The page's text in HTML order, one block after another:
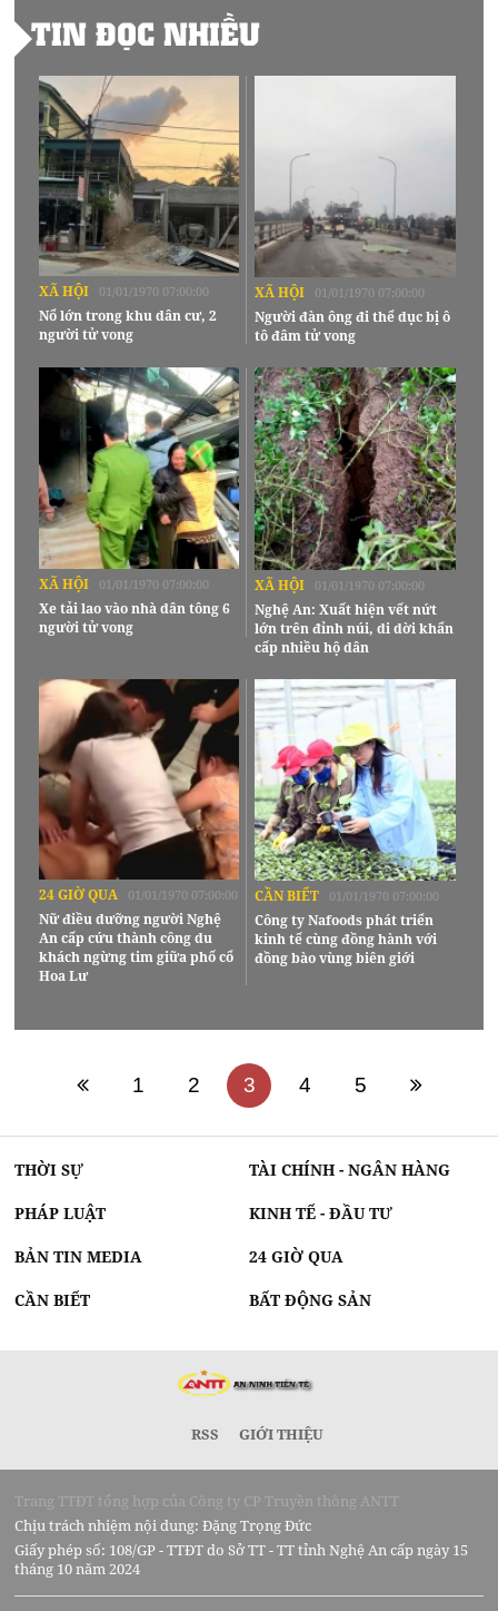
TIN ĐỌC NHIỀU
XÃ HỘI 01/01/1970 07:00:00
Nổ lớn trong khu dân cư, 2
người tử vong
XÃ HỘI 01/01/1970 07:00:00
Người đàn ông đi thể dục bị ô
tô đâm tử vong
XÃ HỘI 01/01/1970 07:00:00
Xe tải lao vào nhà dân tông 6
người tử vong
XÃ HỘI 01/01/1970 07:00:00
Nghệ An: Xuất hiện vết nứt
lớn trên đỉnh núi, di dời khẩn
cấp nhiều hộ dân
24 GIỜ QUA 01/01/1970 07:00:00
Nữ điều dưỡng người Nghệ
An cấp cứu thành công du
khách ngừng tim giữa phố cổ
Hoa Lư
CẦN BIẾT 01/01/1970 07:00:00
Công ty Nafoods phát triển
kinh tế cùng đồng hành với
đồng bào vùng biên giới
1 2 3 4 5
THỜI SỰ TÀI CHÍNH - NGÂN HÀNG
PHÁP LUẬT KINH TẾ - ĐẦU TƯ
BẢN TIN MEDIA 24 GIỜ QUA
CẦN BIẾT BẤT ĐỘNG SẢN
RSS GIỚI THIỆU
Trang TTĐT tổng hợp của Công ty CP Truyền thông ANTT
Chịu trách nhiệm nội dung: Đặng Trọng Đức
Giấy phép số: 108/GP - TTĐT do Sở TT - TT tỉnh Nghệ An cấp ngày 15
tháng 10 năm 2024